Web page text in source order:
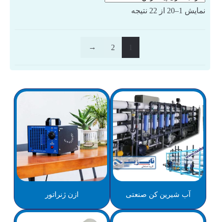
نمایش 1–20 از 22 نتیجه
2
←
آب شیرین کن صنعتی ازن ژنراتور